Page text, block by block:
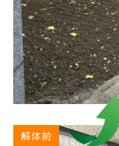
解体前